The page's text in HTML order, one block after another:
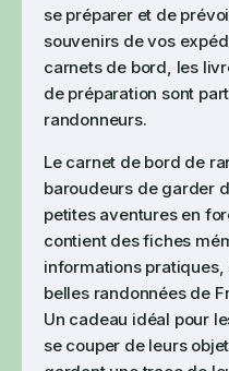
se préparer et de
souvenirs de vos
carnets de bord, les
de préparation sont
randonneurs.
Le carnet de bord de
baroudeurs de garder
petites aventures en
contient des fiches
informations pratiques,
belles randonnées de
Un cadeau idéal pour
se couper de leurs